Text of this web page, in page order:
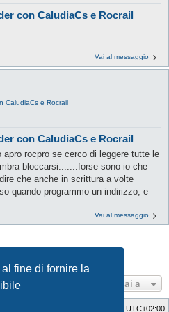
fine di fornire la
con CaludiaCs e Rocrail
Vai al messaggio
CaludiaCs e Rocrail
con CaludiaCs e Rocrail
apro rocpro se cerco di leggere tutte le
bloccarsi.......forse sono io che
che anche in scrittura a volte
quando programmo un indirizzo, e
Vai al messaggio
Vai a
UTC+02:00